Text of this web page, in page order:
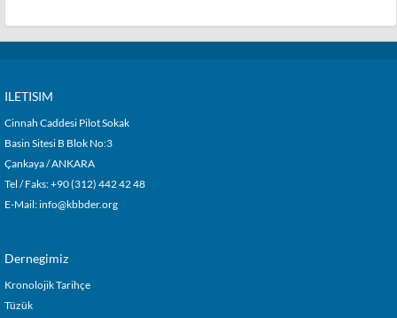
ILETISIM
Cinnah Caddesi Pilot Sokak
Basin Sitesi B Blok No:3
Çankaya / ANKARA
Tel / Faks: +90 (312) 442 42 48
E-Mail:info@kbbder.org
Dernegimiz
Kronolojik Tarihçe
Tüzük